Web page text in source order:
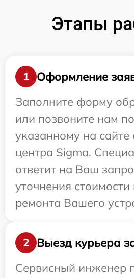
Этапы
1
Оформление
Заполните форму
или позвоните нам
указанному на сайте
центра Sigma.
ответит на Ваш
уточнения
ремонта Вашего
2
Выезд курьера
Сервисный инженер